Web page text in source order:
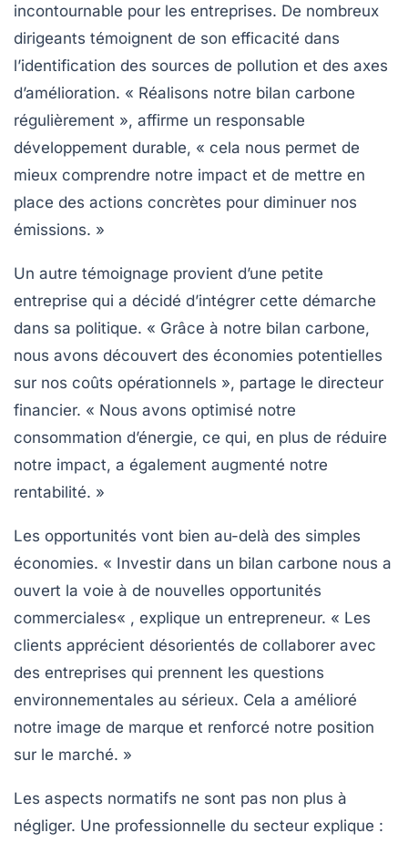
incontournable pour les entreprises. De nombreux
dirigeants témoignent de son efficacité dans
l’identification des sources de pollution et des axes
d’amélioration. « Réalisons notre bilan carbone
régulièrement », affirme un responsable
développement durable, « cela nous permet de
mieux comprendre notre impact et de mettre en
place des actions concrètes pour diminuer nos
émissions. »
Un autre témoignage provient d’une petite
entreprise qui a décidé d’intégrer cette démarche
dans sa politique. « Grâce à notre bilan carbone,
nous avons découvert des économies potentielles
sur nos coûts opérationnels », partage le directeur
financier. « Nous avons optimisé notre
consommation d’énergie, ce qui, en plus de réduire
notre impact, a également augmenté notre
rentabilité. »
Les opportunités vont bien au-delà des simples
économies. « Investir dans un bilan carbone nous a
ouvert la voie à de nouvelles opportunités
commerciales« , explique un entrepreneur. « Les
clients apprécient désorientés de collaborer avec
des entreprises qui prennent les questions
environnementales au sérieux. Cela a amélioré
notre image de marque et renforcé notre position
sur le marché. »
Les aspects normatifs ne sont pas non plus à
négliger. Une professionnelle du secteur explique :